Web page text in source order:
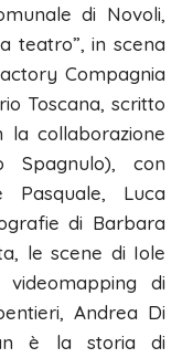
di Novoli,
teatro”, in scena
Compagnia
Toscana, scritto
collaborazione
Spagnulo), con
Pasquale, Luca
di Barbara
le scene di Iole
di
Andrea Di
è la storia di